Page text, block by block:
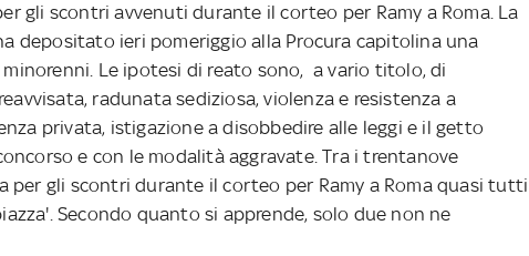
gli scontri avvenuti durante il corteo per Ramy a Roma. La
depositato ieri pomeriggio alla Procura capitolina una
Le ipotesi di reato sono, a vario titolo, di
radunata sediziosa, violenza e resistenza a
privata, istigazione a disobbedire alle leggi e il getto
e con le modalità aggravate. Tra i trentanove
per gli scontri durante il corteo per Ramy a Roma quasi tutti
Secondo quanto si apprende, solo due non ne